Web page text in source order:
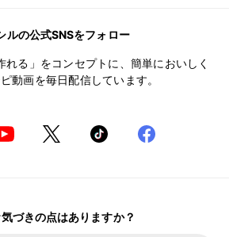
ルの公式SNSをフォロー
れる」をコンセプトに、簡単においしく
動画を毎日配信しています。
づきの点はありますか？